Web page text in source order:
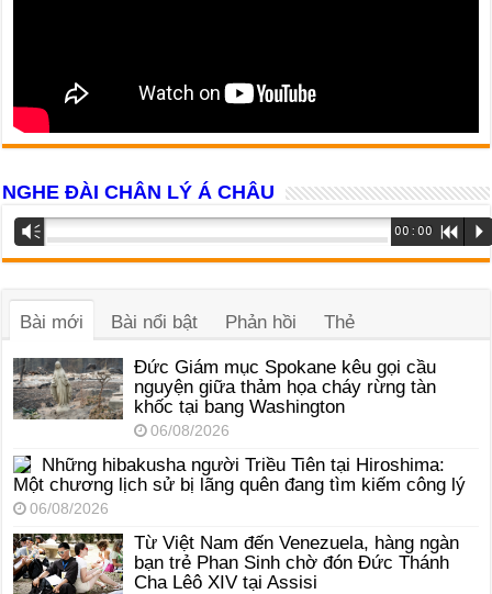
NGHE ĐÀI CHÂN LÝ Á CHÂU
Trình
phát
âm
Vm 00:00 R P
Bài mới Bài nổi bật Phản hồi Thẻ
Đức Giám mục Spokane kêu gọi cầu
nguyện giữa thảm họa cháy rừng tàn
khốc tại bang Washington
06/08/2026
Những hibakusha người Triều Tiên tại Hiroshima:
Một chương lịch sử bị lãng quên đang tìm kiếm công lý
06/08/2026
Từ Việt Nam đến Venezuela, hàng ngàn
bạn trẻ Phan Sinh chờ đón Đức Thánh
Cha Lêô XIV tại Assisi